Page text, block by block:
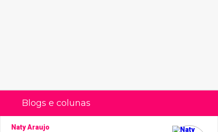
Blogs e colunas
Naty Araujo